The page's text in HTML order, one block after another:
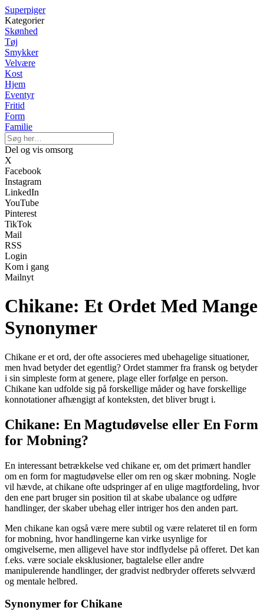
Superpiger
Kategorier
Skønhed
Tøj
Smykker
Velvære
Kost
Hjem
Eventyr
Fritid
Form
Familie
Del og vis omsorg
X
Facebook
Instagram
LinkedIn
YouTube
Pinterest
TikTok
Mail
RSS
Login
Kom i gang
Mailnyt
Chikane: Et Ordet Med Mange
Synonymer
Chikane er et ord, der ofte associeres med ubehagelige situationer,
men hvad betyder det egentlig? Ordet stammer fra fransk og betyder
i sin simpleste form at genere, plage eller forfølge en person.
Chikane kan udfolde sig på forskellige måder og have forskellige
konnotationer afhængigt af konteksten, det bliver brugt i.
Chikane: En Magtudøvelse eller En Form
for Mobning?
En interessant betrækkelse ved chikane er, om det primært handler
om en form for magtudøvelse eller om ren og skær mobning. Nogle
vil hævde, at chikane ofte udspringer af en ulige magtfordeling, hvor
den ene part bruger sin position til at skabe ubalance og udføre
handlinger, der skaber ubehag eller intriger hos den anden part.
Men chikane kan også være mere subtil og være relateret til en form
for mobning, hvor handlingerne kan virke usynlige for
omgivelserne, men alligevel have stor indflydelse på offeret. Det kan
f.eks. være sociale eksklusioner, bagtalelse eller andre
manipulerende handlinger, der gradvist nedbryder offerets selvværd
og mentale helbred.
Synonymer for Chikane